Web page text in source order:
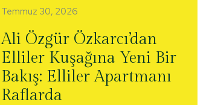
Temmuz 30, 2026
Ali Özgür Özkarcı’dan
Elliler Kuşağına Yeni Bir
Bakış: Elliler Apartmanı
Raflarda